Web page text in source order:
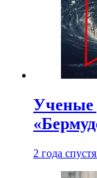
Ученые
2 года спустя